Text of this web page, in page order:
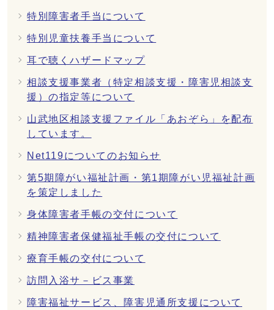
特別障害者手当について
特別児童扶養手当について
耳で聴くハザードマップ
相談支援事業者（特定相談支援・障害児相談支
援）の指定等について
山武地区相談支援ファイル「あおぞら」を配布
しています。
Net119についてのお知らせ
第5期障がい福祉計画・第1期障がい児福祉計画
を策定しました
身体障害者手帳の交付について
精神障害者保健福祉手帳の交付について
療育手帳の交付について
訪問入浴サ－ビス事業
障害福祉サービス、障害児通所支援について